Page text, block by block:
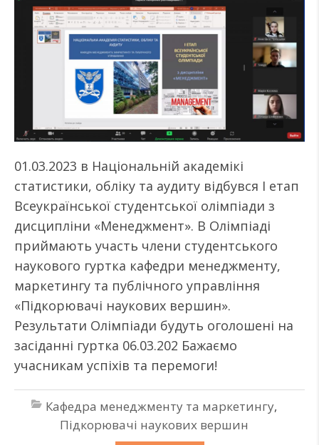
01.03.2023 в Національній академікі
статистики, обліку та аудиту відбувся І етап
Всеукраїнської студентської олімпіади з
дисципліни «Менеджмент». В Олімпіаді
приймають участь члени студентського
наукового гуртка кафедри менеджменту,
маркетингу та публічного управління
«Підкорювачі наукових вершин».
Результати Олімпіади будуть оголошені на
засіданні гуртка 06.03.202 Бажаємо
учасникам успіхів та перемоги!
Кафедра менеджменту та маркетингу,
Підкорювачі наукових вершин